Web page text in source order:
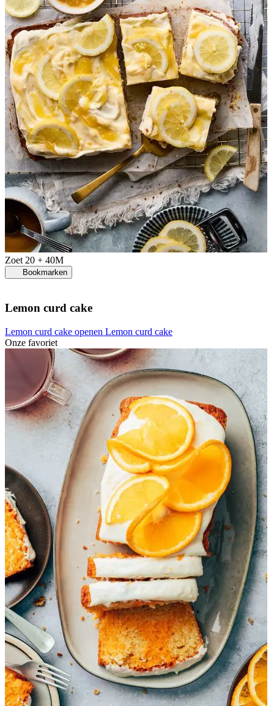
Zoet 20 + 40M
Bookmarken
Lemon curd cake
Lemon curd cake openen Lemon curd cake
Onze favoriet